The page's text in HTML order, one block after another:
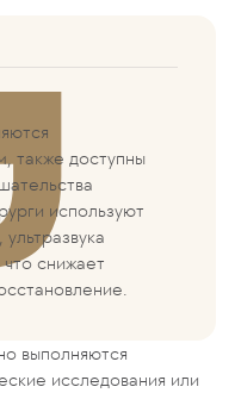
также доступны
используют
что снижает
выполняются
исследования или